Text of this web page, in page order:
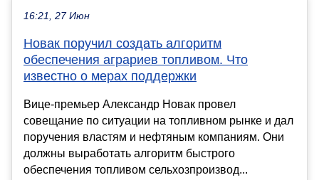
16:21, 27 Июн
Новак поручил создать алгоритм
обеспечения аграриев топливом. Что
известно о мерах поддержки
Вице-премьер Александр Новак провел
совещание по ситуации на топливном рынке и дал
поручения властям и нефтяным компаниям. Они
должны выработать алгоритм быстрого
обеспечения топливом сельхозпроизвод...